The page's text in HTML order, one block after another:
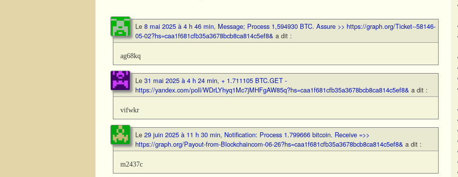
Le 8 mai 2025 à 4 h 46 min, Message; Process 1,594930 BTC. Assure >> https://graph.org/Ticket--58146-
05-02?hs=caa1f681cfb35a3678bcb8ca814c5ef8& a dit :
ag68kq
Le 31 mai 2025 à 4 h 24 min, + 1.711105 BTC.GET -
https://yandex.com/poll/WDrLYhyq1Mc7jMHFgAW85q?hs=caa1f681cfb35a3678bcb8ca814c5ef8& a dit :
vifwkr
Le 29 juin 2025 à 11 h 30 min, Notification: Process 1.799666 bitcoin. Receive =>>
https://graph.org/Payout-from-Blockchaincom-06-26?hs=caa1f681cfb35a3678bcb8ca814c5ef8& a dit :
m2437c